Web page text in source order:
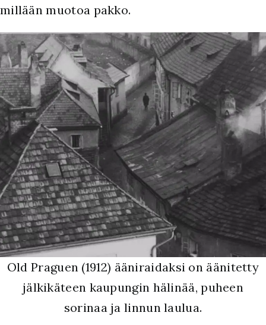
millään muotoa pakko.
Old Praguen (1912) ääniraidaksi on äänitetty
jälkikäteen kaupungin hälinää, puheen
sorinaa ja linnun laulua.